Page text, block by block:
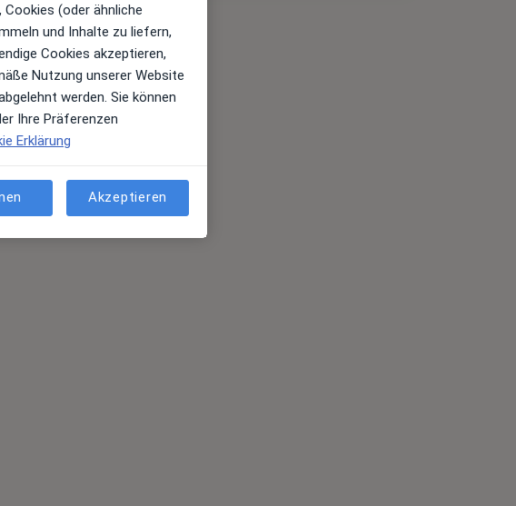
(oder ähnliche
und Inhalte zu liefern,
Cookies akzeptieren,
Nutzung unserer Website
werden. Sie können
Ihre Präferenzen
Erklärung
Akzeptieren